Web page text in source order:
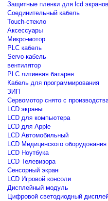
Защитные пленки для lcd экранов
Соединительный кабель
Touch-стекло
Аксессуары
Микро-мотор
PLC кабель
Servo-кабель
вентилятор
PLC литиевая батарея
Кабель для программирования
ЗИП
Сервомотор снято с
LCD экраны
LCD для компьютера
LCD для Apple
LCD Автомобильный
LCD Медицинского оборудования
LCD Ноутбука
LCD Телевизора
Сенсорный экран
LCD Игровой консоли
Дисплейный модуль
Цифровой светодиодный